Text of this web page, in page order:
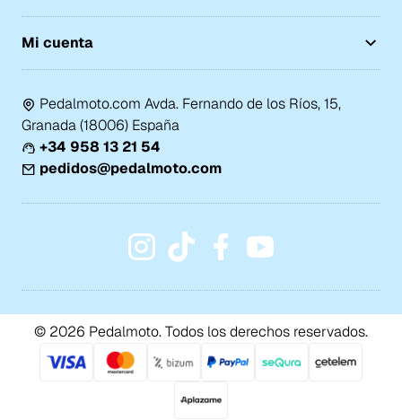
Mi cuenta
Pedalmoto.com Avda. Fernando de los Ríos, 15,
Granada (18006) España
+34 958 13 21 54
pedidos@pedalmoto.com
© 2026 Pedalmoto. Todos los derechos reservados.